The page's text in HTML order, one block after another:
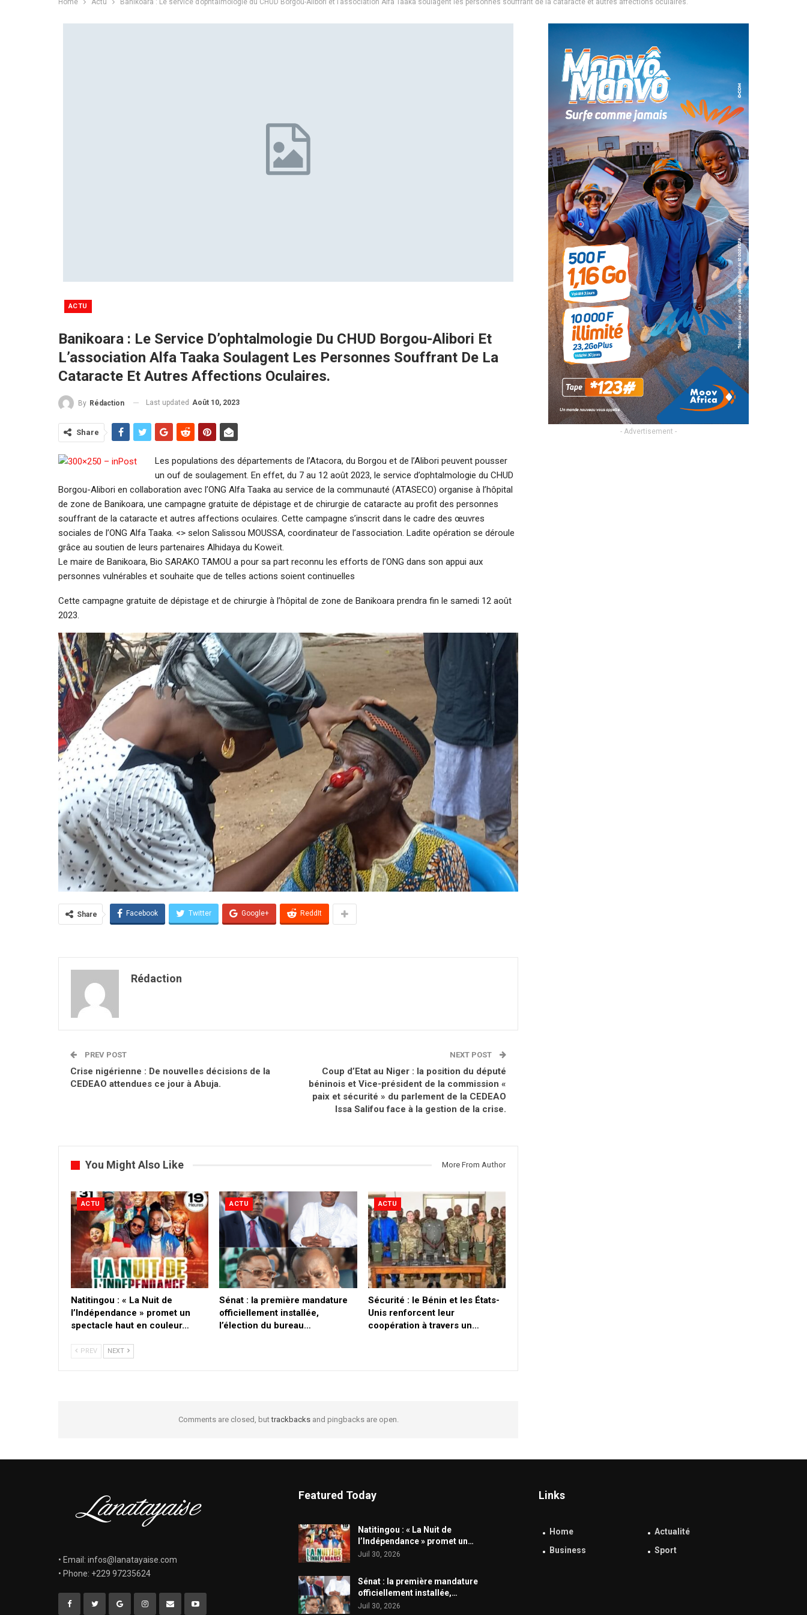
Home Actu Banikoara : Le service d’ophtalmologie du CHUD Borgou-Alibori et l’association Alfa Taaka soulagent les personnes souffrant de la cataracte et autres affections oculaires.
ACTU
Banikoara : Le Service D’ophtalmologie Du CHUD Borgou-Alibori Et
L’association Alfa Taaka Soulagent Les Personnes Souffrant De La
Cataracte Et Autres Affections Oculaires.
By Rédaction Last updated Août 10, 2023
Share
Les populations des départements de l’Atacora, du Borgou et de l’Alibori peuvent pousser
un ouf de soulagement. En effet, du 7 au 12 août 2023, le service d’ophtalmologie du CHUD
Borgou-Alibori en collaboration avec l’ONG Alfa Taaka au service de la communauté (ATASECO) organise à l’hôpital
de zone de Banikoara, une campagne gratuite de dépistage et de chirurgie de cataracte au profit des personnes
souffrant de la cataracte et autres affections oculaires. Cette campagne s’inscrit dans le cadre des œuvres
sociales de l’ONG Alfa Taaka. <> selon Salissou MOUSSA, coordinateur de l’association. Ladite opération se déroule
grâce au soutien de leurs partenaires Alhidaya du Koweït.
Le maire de Banikoara, Bio SARAKO TAMOU a pour sa part reconnu les efforts de l’ONG dans son appui aux
personnes vulnérables et souhaite que de telles actions soient continuelles
Cette campagne gratuite de dépistage et de chirurgie à l’hôpital de zone de Banikoara prendra fin le samedi 12 août
2023.
Share Facebook Twitter Google+ ReddIt
Rédaction
PREV POST
Crise nigérienne : De nouvelles décisions de la
CEDEAO attendues ce jour à Abuja.
NEXT POST
Coup d’Etat au Niger : la position du député
béninois et Vice-président de la commission «
paix et sécurité » du parlement de la CEDEAO
Issa Salifou face à la gestion de la crise.
You Might Also Like More From Author
ACTU
​Natitingou : « La Nuit de
l’Indépendance » promet un
spectacle haut en couleur…
ACTU
Sénat : la première mandature
officiellement installée,
l’élection du bureau…
ACTU
Sécurité : le Bénin et les États-
Unis renforcent leur
coopération à travers un…
PREV NEXT
Comments are closed, buttrackbacksand pingbacks are open.
- Advertisement -
• Email: infos@lanatayaise.com
• Phone: +229 97235624
Featured Today
​Natitingou : « La Nuit de
l’Indépendance » promet un…
Juil 30, 2026
Sénat : la première mandature
officiellement installée,…
Juil 30, 2026
Links
Home
Actualité
Business
Sport